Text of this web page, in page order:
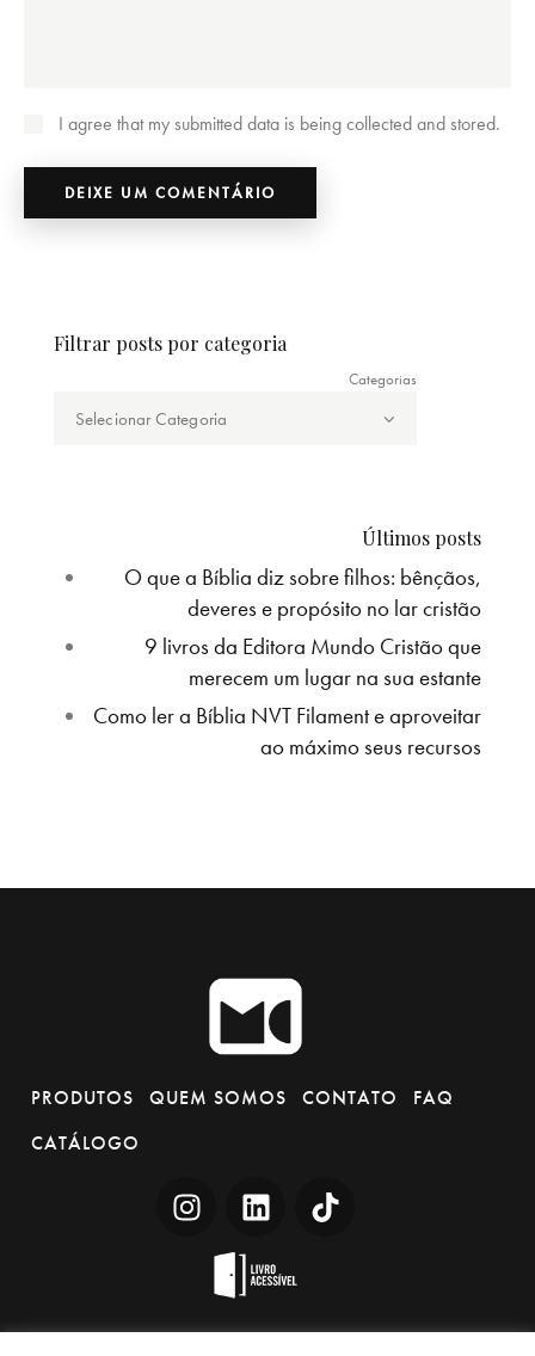
I agree that my submitted data is being collected and stored.
Filtrar posts por categoria
Categorias
Últimos posts
O que a Bíblia diz sobre filhos: bênçãos,
deveres e propósito no lar cristão
9 livros da Editora Mundo Cristão que
merecem um lugar na sua estante
Como ler a Bíblia NVT Filament e aproveitar
ao máximo seus recursos
PRODUTOS QUEM SOMOS CONTATO
FAQ
CATÁLOGO